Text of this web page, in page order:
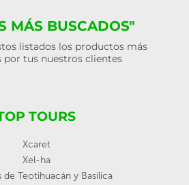
MÁS BUSCADOS"
listados los productos más
por tus nuestros clientes
TOURS
Xcaret
Xel-ha
de Teotihuacán y Basílica